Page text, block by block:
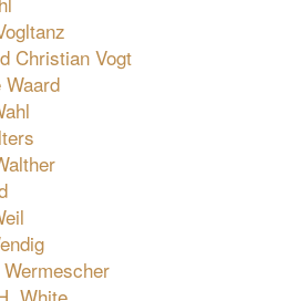
Christian Vogt
Waard